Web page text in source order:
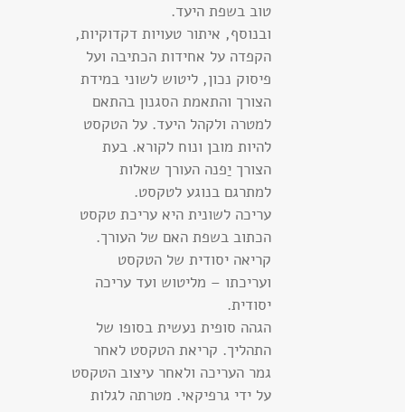
טוב בשפת היעד.
ובנוסף, איתור טעויות דקדוקיות,
הקפדה על אחידות הכתיבה ועל
פיסוק נכון, ליטוש לשוני במידת
הצורך והתאמת הסגנון בהתאם
למטרה ולקהל היעד. על הטקסט
להיות מובן ונוח לקורא. בעת
הצורך יַפנה העורך שאלות
למתרגם בנוגע לטקסט.
עריכה לשונית היא עריכת טקסט
הכתוב בשפת האם של העורך.
קריאה יסודית של הטקסט
ועריכתו – מליטוש ועד עריכה
יסודית.
הגהה סופית נעשית בסופו של
התהליך. קריאת הטקסט לאחר
גמר העריכה ולאחר עיצוב הטקסט
על ידי גרפיקאי. מטרתה לגלות